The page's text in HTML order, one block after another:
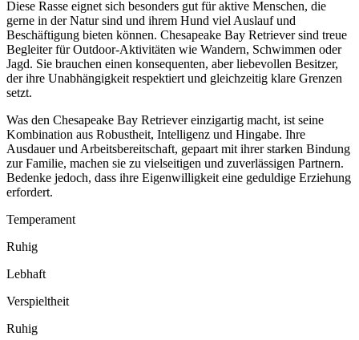
Diese Rasse eignet sich besonders gut für aktive Menschen, die
gerne in der Natur sind und ihrem Hund viel Auslauf und
Beschäftigung bieten können. Chesapeake Bay Retriever sind treue
Begleiter für Outdoor-Aktivitäten wie Wandern, Schwimmen oder
Jagd. Sie brauchen einen konsequenten, aber liebevollen Besitzer,
der ihre Unabhängigkeit respektiert und gleichzeitig klare Grenzen
setzt.
Was den Chesapeake Bay Retriever einzigartig macht, ist seine
Kombination aus Robustheit, Intelligenz und Hingabe. Ihre
Ausdauer und Arbeitsbereitschaft, gepaart mit ihrer starken Bindung
zur Familie, machen sie zu vielseitigen und zuverlässigen Partnern.
Bedenke jedoch, dass ihre Eigenwilligkeit eine geduldige Erziehung
erfordert.
Temperament
Ruhig
Lebhaft
Verspieltheit
Ruhig